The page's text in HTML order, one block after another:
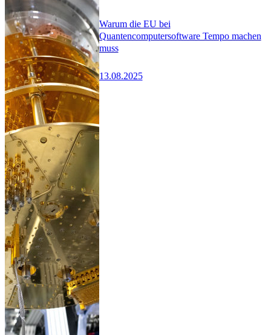
Warum die EU bei
Quantencomputersoftware Tempo machen
muss
13.08.2025